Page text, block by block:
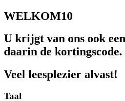
WELKOM10
U krijgt van ons ook
daarin de kortingscode.
Veel leesplezier alvast!
Taal